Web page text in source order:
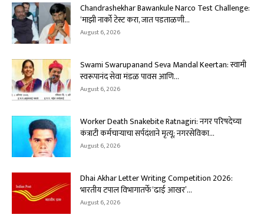
Chandrashekhar Bawankule Narco Test Challenge:
‘माझी नार्को टेस्ट करा, जात पडताळणी...
August 6, 2026
Swami Swarupanand Seva Mandal Keertan: स्वामी
स्वरूपानंद सेवा मंडळ पावस आणि...
August 6, 2026
Worker Death Snakebite Ratnagiri: नगर परिषदेच्या
कंत्राटी कर्मचाऱ्याचा सर्पदंशाने मृत्यू; नगरसेविका...
August 6, 2026
Dhai Akhar Letter Writing Competition 2026:
भारतीय टपाल विभागातर्फे ‘ढाई आखर’...
August 6, 2026